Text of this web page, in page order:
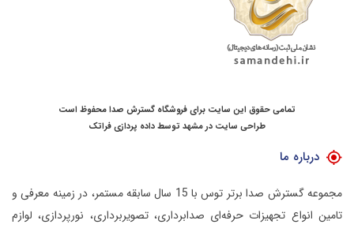
تمامی حقوق این سایت برای فروشگاه گسترش صدا محفوظ است
طراحی سایت در مشهد توسطداده پردازی فراتک
درباره ما
مجموعه گسترش صدا برتر توس با 15 سال سابقه مستمر، در زمینه معرفی و
تامین انواع تجهیزات حرفه‌ای صدابرداری، تصویربرداری، نورپردازی، لوازم